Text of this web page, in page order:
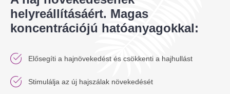
helyreállításáért. Magas
koncentrációjú hatóanyagokkal:
Elősegíti a hajnövekedést és csökkenti a hajhullást
Stimulálja az új hajszálak növekedését